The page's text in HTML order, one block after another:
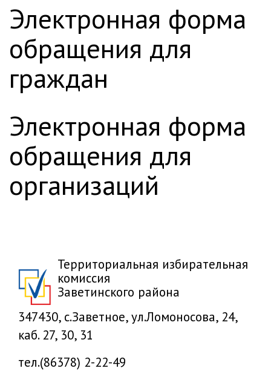
электронная форма
обращения для
граждан
электронная форма
обращения для
организаций
Территориальная избирательная
комиссия
Заветинского района
347430, с.Заветное, ул.Ломоносова, 24,
каб. 27, 30, 31
тел.(86378) 2-22-49